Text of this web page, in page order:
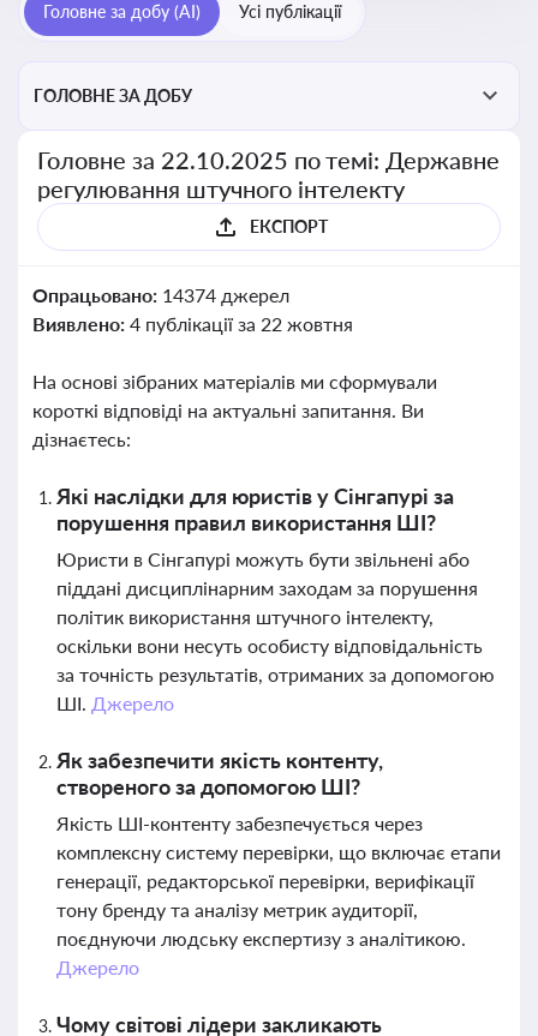
Головне за добу (AI) Усі публікації
ГОЛОВНЕ ЗА ДОБУ
Головне за 22.10.2025 по темі: Державне
регулювання штучного інтелекту
ЕКСПОРТ
Опрацьовано: 14374 джерел
Виявлено: 4 публікації за 22 жовтня
На основі зібраних матеріалів ми сформували
короткі відповіді на актуальні запитання. Ви
дізнаєтесь:
Які наслідки для юристів у Сінгапурі за
порушення правил використання ШІ?
Юристи в Сінгапурі можуть бути звільнені або
піддані дисциплінарним заходам за порушення
політик використання штучного інтелекту,
оскільки вони несуть особисту відповідальність
за точність результатів, отриманих за допомогою
ШІ. Джерело
Як забезпечити якість контенту,
створеного за допомогою ШІ?
Якість ШІ-контенту забезпечується через
комплексну систему перевірки, що включає етапи
генерації, редакторської перевірки, верифікації
тону бренду та аналізу метрик аудиторії,
поєднуючи людську експертизу з аналітикою.
Джерело
Чому світові лідери закликають